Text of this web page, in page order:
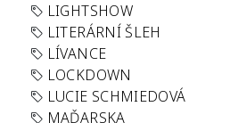
LIGHTSHOW
LITERÁRNÍ ŠLEH
LÍVANCE
LOCKDOWN
LUCIE SCHMIEDOVÁ
MAĎARSKA